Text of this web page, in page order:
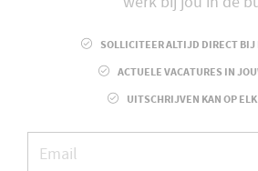
SOLLICITEER ALTIJD DIRECT
ACTUELE VACATURES IN
UITSCHRIJVEN KAN OP